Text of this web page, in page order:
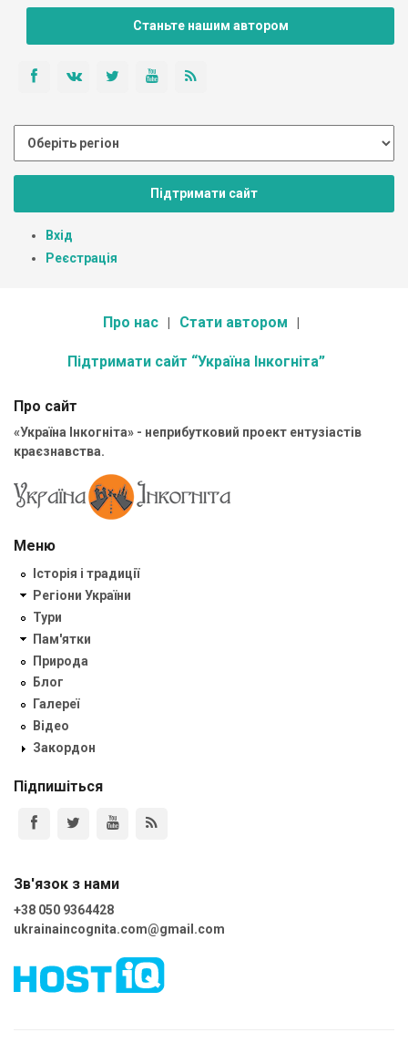
Станьте нашим автором
Підтримати сайт
Вхід
Реєстрація
Про нас Стати автором
Підтримати сайт “Україна Інкогніта”
Про сайт
«Україна Інкогніта» - неприбутковий проект ентузіастів
краєзнавства.
Меню
Історія і традиції
Регіони України
Тури
Пам'ятки
Природа
Блог
Галереї
Відео
Закордон
Підпишіться
Зв'язок з нами
+38 050 9364428
ukrainaincognita.com@gmail.com